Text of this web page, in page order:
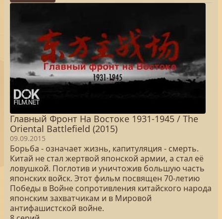
Главный Фронт На Востоке 1931-1945 / The
Oriental Battlefield (2015)
09.09.2015
Борьба - означает жизнь, капитуляция - смерть.
Китай не стал жертвой японской армии, а стал её
ловушкой. Поглотив и уничтожив большую часть
японских войск. Этот фильм посвящен 70-летию
Победы в Войне сопротивления китайского народа
японским захватчикам и в Мировой
антифашистской войне.